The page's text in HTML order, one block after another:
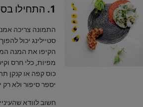
1. התחילו בסטיילינג
התמונה צריכה
סטיילינג יכול
הקיפו את המנה
מפיות, כלי חרס
כוס קפה או קנקן
יספר סיפור ולא רק
חשוב לוודא